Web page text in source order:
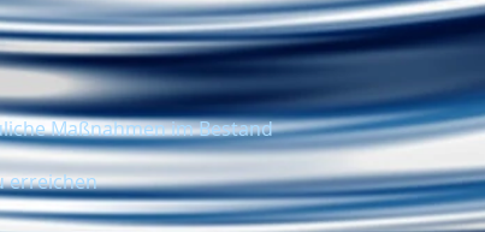
Maßnahmen im Bestand
erreichen